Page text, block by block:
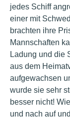
jedes Schiff
einer mit
brachten ihre
Mannschaften
Ladung und die
aus dem
aufgewachsen
wurde sie sehr
besser nicht!
und nach auf